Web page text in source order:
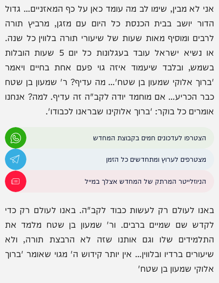
אני לא מבין, שימו לב מה עומד כאן על כף המאזניים… גדול
הדור יושב בבית הכנסת כל היום עם מזגן, מרביץ תורה
לרבים ומוסיף מאות שעות של שיעורי תורה בלווין כל שנה.
או נשיא ישראל עובד בעגלונות כל יום 5 שעות הובלות
בשמש, ובלבד שיעמוד איזה גוי פעם אחת בחיים ויאמר
'ברוך אלוקי שמעון בן שטח'… מה עדיף? ר' שמעון בן שטח
כבר הכריע… אם מוחמד יודה לקב"ה זה עדיף. למה? אנחנו
אומרים כל בוקר: 'ברוך אלוקינו שבראנו לכבודו'.
הצטרפו לעדכונים חמים בקבוצת המחדש
מצטרפים לערוץ ומתחדשים כל הזמן
הניוזלייטר המרתק של המחדש אצלך במייל
באנו לעולם רק לעשות כבוד לקב"ה. באנו לעולם רק כדי
לקדש שם שמיים ברבים. ור' שמעון בן שטח מלמד את
התלמידים שלו וגם אותנו שזה לא הרבצת תורה, ולא
שיעורים ברדיו ובלווין… אין יותר קידוש ה' מגוי שאומר 'ברוך
אלוקי שמעון בן שטח'